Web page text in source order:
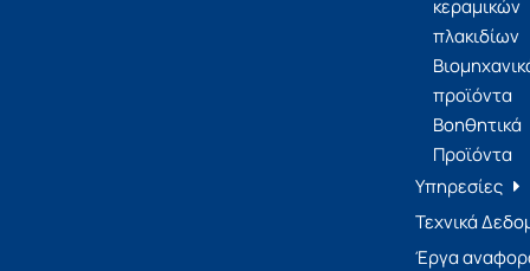
κεραμικών
πλακιδίων
προϊόντα
Βοηθητικά
Προϊόντα
Υπηρεσίες
Τεχνικά
Έργα